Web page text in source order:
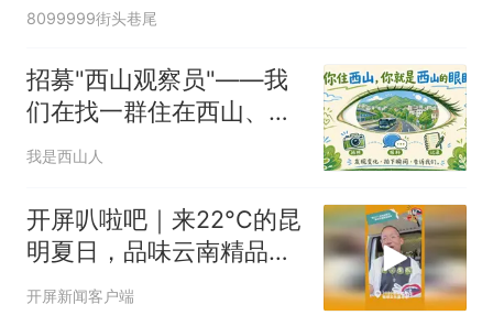
8099999街头巷尾
招募"西山观察员"——我
们在找一群住在西山、愿
意随手记录的邻居
我是西山人
开屏叭啦吧｜来22°C的昆
明夏日，品味云南精品咖
啡
开屏新闻客户端